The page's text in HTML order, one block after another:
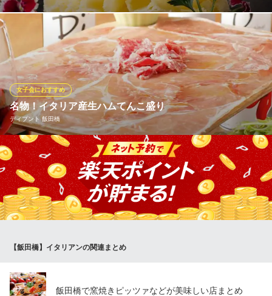
生ハム×飲み放題を満喫
ＪＲ中央線飯田橋駅西口 徒歩3分
東京都千代田区富士見2-2-11 富士見ヨシダビル1F
ピッツェリア ピアットこだわりのお料理と言えばピッツァだけで
なく、豊富なイタリアンメニューも忘れてはいけません！本場イ
タリア産をはじめ、ヨーロッパ各国や日本各地の厳選食材を使用
しながら、味だけでなく見た目でも楽しめる逸品をご提供致しま
す。中でも、チーズ料理・パスタ・肉料理・燻製料理には自信あ
り☆
ピッツェリア ピアット
イタリアンピッツェリア
ＪＲ中央線水道橋駅 徒歩3分
東京都千代田区飯田橋3-10-9 飯田橋アイガーデンテラス3F
名物！イタリア産生ハムてんこ盛り
ディプント 飯田橋
女子会におすすめ
イタリア産とスペイン産の上質な生ハムとサラミをぎっしりと敷
き詰め、てんこ盛りでご提供！見た目のインパクト大！ほどよい
塩気がワインにピッタリの逸品です。3名様以上向けのレギュラー
サイズ以外に、2名様用のハーフサイズもご用意しております。野
菜やバゲットと一緒にご堪能ください。添えてあるぶどうでお口
直しも♪
ディプント 飯田橋
地下鉄南北線飯田橋駅A4番出口 徒歩2分
東京都千代田区富士見2-6-12 AMビル1F
【飯田橋】イタリアンの関連まとめ
飯田橋で窯焼きピッツァなどが美味しい店まとめ